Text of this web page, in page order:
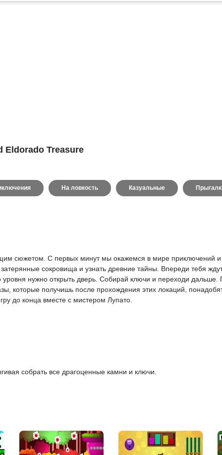
Eldorado Treasure
На ловкость Казуальные
сюжетом. С первых минут мы окажемся в мире приключений
затерянные сокровища и узнать древние тайны. Впереди тебя
нужно открыть дверь. Собирай ключи и переходи
которые получишь после прохождения этих локаций,
до конца вместе с мистером Лупато.
собрать все драгоценные камни и ключи.